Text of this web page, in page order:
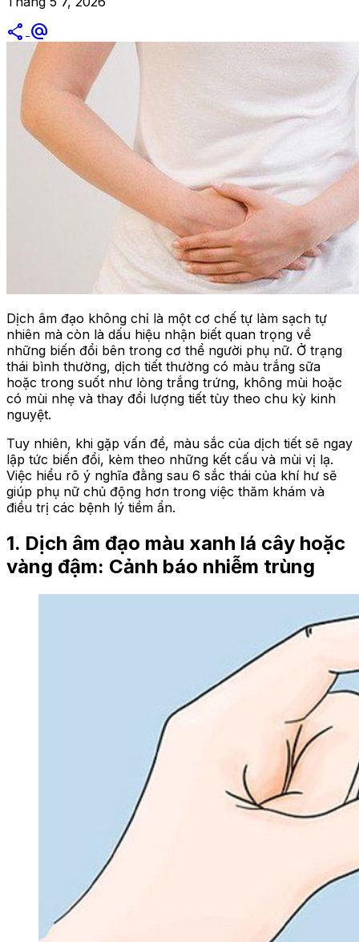
share alternate_email
Dịch âm đạo không chỉ là một cơ chế tự làm sạch tự
nhiên mà còn là dấu hiệu nhận biết quan trọng về
những biến đổi bên trong cơ thể người phụ nữ. Ở trạng
thái bình thường, dịch tiết thường có màu trắng sữa
hoặc trong suốt như lòng trắng trứng, không mùi hoặc
có mùi nhẹ và thay đổi lượng tiết tùy theo chu kỳ kinh
nguyệt.
Tuy nhiên, khi gặp vấn đề, màu sắc của dịch tiết sẽ ngay
lập tức biến đổi, kèm theo những kết cấu và mùi vị lạ.
Việc hiểu rõ ý nghĩa đằng sau 6 sắc thái của khí hư sẽ
giúp phụ nữ chủ động hơn trong việc thăm khám và
điều trị các bệnh lý tiềm ẩn.
1. Dịch âm đạo màu xanh lá cây hoặc
vàng đậm: Cảnh báo nhiễm trùng